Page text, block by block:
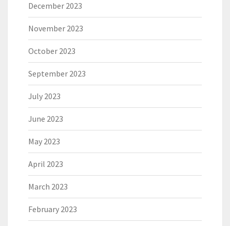
December 2023
November 2023
October 2023
September 2023
July 2023
June 2023
May 2023
April 2023
March 2023
February 2023